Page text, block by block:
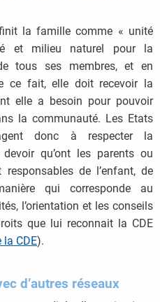
la famille comme « unité
et milieu naturel pour la
tous ses membres, et en
ce fait, elle doit recevoir la
elle a besoin pour pouvoir
la communauté. Les Etats
donc à respecter la
qu’ont les parents ou
responsables de l’enfant, de
qui corresponde au
l’orientation et les conseils
que lui reconnait la CDE
la CDE).
d’autres réseaux